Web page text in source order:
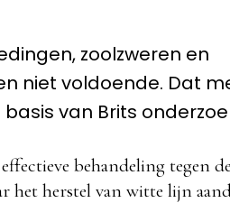
zoolzweren en
niet voldoende. Dat
basis van Brits
behandeling tegen de
het herstel van witte lijn